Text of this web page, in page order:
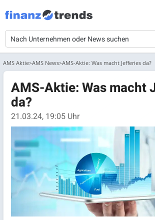
AMS Aktie AMS News AMS-Aktie: Was macht Jefferies da?
AMS-Aktie: Was macht
da?
21.03.24, 19:05 Uhr